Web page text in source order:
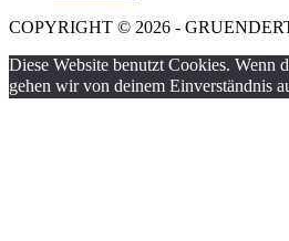
COPYRIGHT © 2026 -
Diese Website benutzt Cookies. Wenn
gehen wir von deinem Einverständnis